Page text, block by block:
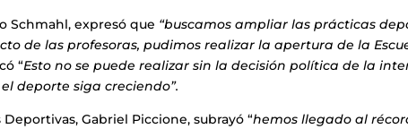
Schmahl, expresó que “buscamos ampliar las prácticas
de las profesoras, pudimos realizar la apertura de la
“Esto no se puede realizar sin la decisión política de la
deporte siga creciendo”.
Gabriel Piccione, subrayó “hemos llegado al